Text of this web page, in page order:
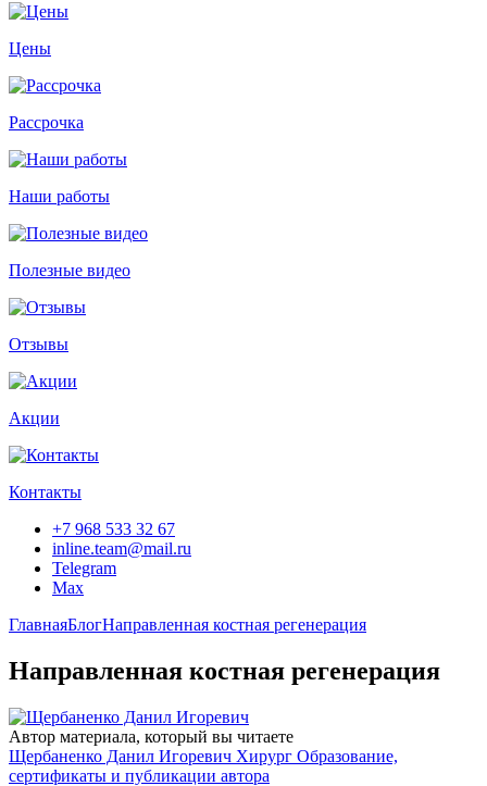
Цены
Рассрочка
Наши работы
Полезные видео
Отзывы
Акции
Контакты
+7 968 533 32 67
inline.team@mail.ru
Telegram
Max
ГлавнаяБлогНаправленная костная регенерация
Направленная костная регенерация
Автор материала, который вы читаете
Щербаненко Данил Игоревич Хирург Образование,
сертификаты и публикации автора